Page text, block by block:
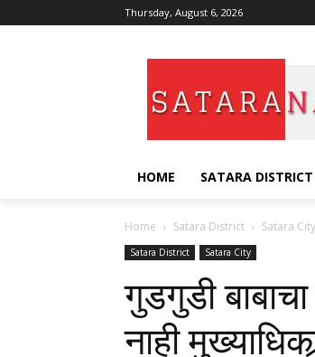
Thursday, August 6, 2026
HOME SATARA DISTRICT
Home Satara District Satara City
Satara District Satara City
गुडगुडी
नाही